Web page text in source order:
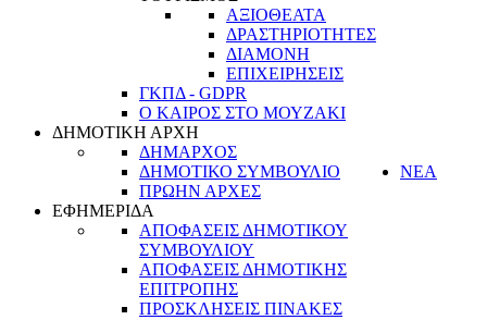
ΑΞΙΟΘΕΑΤΑ
ΔΡΑΣΤΗΡΙΟΤΗΤΕΣ
ΔΙΑΜΟΝΗ
ΕΠΙΧΕΙΡΗΣΕΙΣ
ΓΚΠΔ - GDPR
Ο ΚΑΙΡΟΣ ΣΤΟ ΜΟΥΖΑΚΙ
ΔΗΜΟΤΙΚΗ ΑΡΧΗ
ΔΗΜΑΡΧΟΣ
ΔΗΜΟΤΙΚΟ ΣΥΜΒΟΥΛΙΟ
ΠΡΩΗΝ ΑΡΧΕΣ
ΝΕΑ
ΕΦΗΜΕΡΙΔΑ
ΑΠΟΦΑΣΕΙΣ ΔΗΜΟΤΙΚΟΥ
ΣΥΜΒΟΥΛΙΟΥ
ΑΠΟΦΑΣΕΙΣ ΔΗΜΟΤΙΚΗΣ
ΕΠΙΤΡΟΠΗΣ
ΠΡΟΣΚΛΗΣΕΙΣ ΠΙΝΑΚΕΣ